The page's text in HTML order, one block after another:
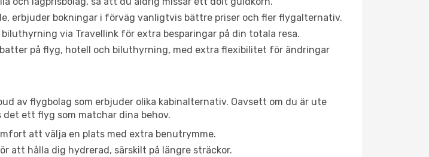
erbjuder bokningar i förväg vanligtvis bättre priser och fler flygalternativ.
via Travellink för extra besparingar på din totala resa.
på flyg, hotell och biluthyrning, med extra flexibilitet för ändringar
av flygbolag som erbjuder olika kabinalternativ. Oavsett om du är ute
ett flyg som matchar dina behov.
att välja en plats med extra benutrymme.
att hålla dig hydrerad, särskilt på längre sträckor.